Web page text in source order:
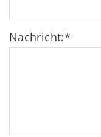
Nachricht:*